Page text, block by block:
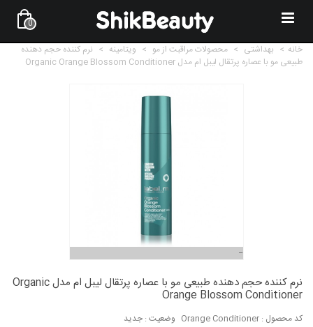
0
خانه > بهداشتی > محصولات مراقبت از مو > ویتامینه > نرم کننده حجم دهنده
طبیعی مو با عصاره پرتقال لیبل ام مدل Organic Orange Blossom Conditioner
نرم کننده حجم دهنده طبیعی مو با عصاره پرتقال لیبل ام مدل Organic
Orange Blossom Conditioner
کد محصول : Orange Conditioner وضعیت : جدید